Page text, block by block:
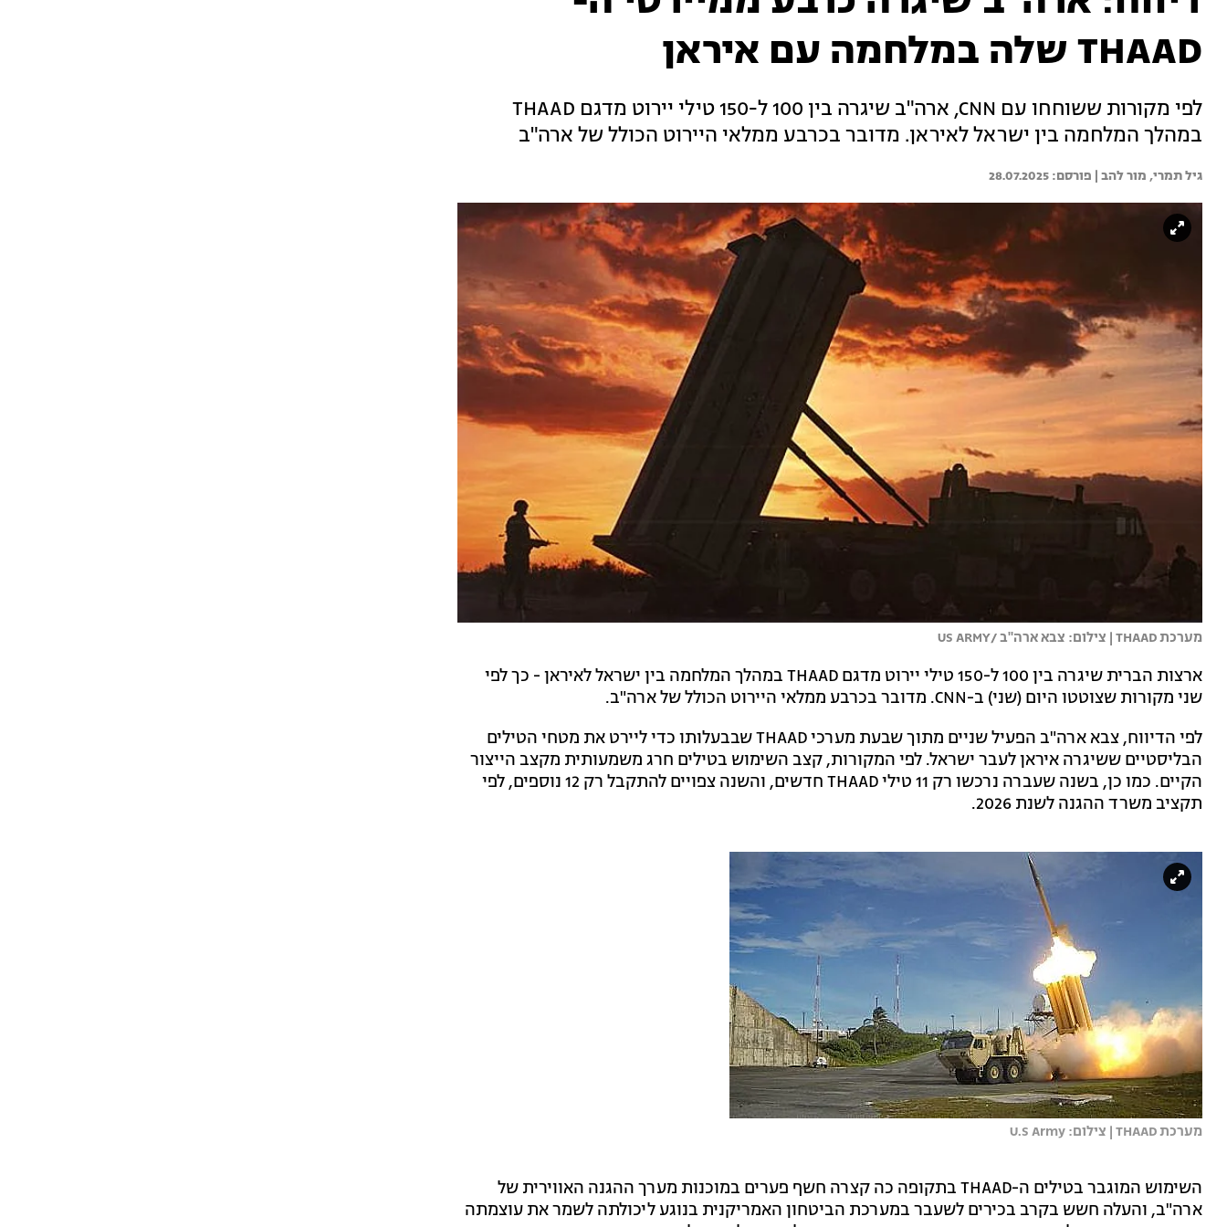
THAAD שלה במלחמה עם איראן
לפי מקורות ששוחחו עם CNN, ארה"ב שיגרה בין 100 ל-150 טילי יירוט מדגם THAAD
במהלך המלחמה בין ישראל לאיראן. מדובר בכרבע ממלאי היירוט הכולל של ארה"ב
גיל תמרי, מור להב | 28.07.2025
מערכת THAAD | צילום: צבא ארה"ב /US ARMY
ארצות הברית שיגרה בין 100 ל-150 טילי יירוט מדגם THAAD במהלך המלחמה בין ישראל לאיראן - כך לפי
שני מקורות שצוטטו היום (שני) ב-CNN. מדובר בכרבע ממלאי היירוט הכולל של ארה"ב.
לפי הדיווח, צבא ארה"ב הפעיל שניים מתוך שבעת מערכי THAAD שבבעלותו כדי ליירט את מטחי הטילים
הבליסטיים ששיגרה איראן לעבר ישראל. לפי המקורות, קצב השימוש בטילים חרג משמעותית מקצב הייצור
הקיים. כמו כן, בשנה שעברה נרכשו רק 11 טילי THAAD חדשים, והשנה צפויים להתקבל רק 12 נוספים, לפי
תקציב משרד ההגנה לשנת 2026.
מערכת THAAD | צילום: U.S Army
השימוש המוגבר בטילים ה-THAAD בתקופה כה קצרה חשף פערים במוכנות מערך ההגנה האווירית של
ארה"ב, והעלה חשש בקרב בכירים לשעבר במערכת הביטחון האמריקנית בנוגע ליכולתה לשמר את עוצמתה